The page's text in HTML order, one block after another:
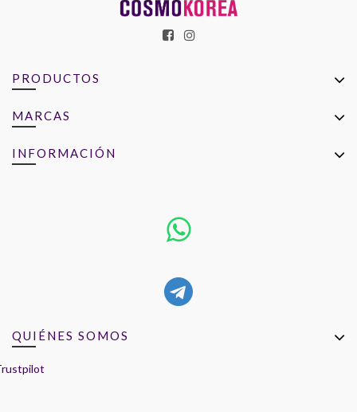
PRODUCTOS
MARCAS
INFORMACIÓN
QUIÉNES SOMOS